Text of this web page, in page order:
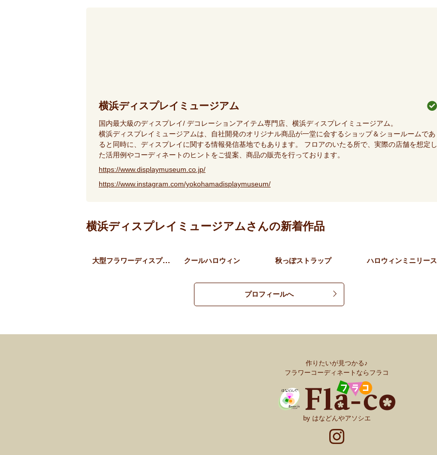
横浜ディスプレイミュージアム
国内最大級のディスプレイ/ デコレーションアイテム専門店、横浜ディスプレイミュージアム。
横浜ディスプレイミュージアムは、自社開発のオリジナル商品が一堂に会するショップ＆ショールームであ
ると同時に、ディスプレイに関する情報発信基地でもあります。 フロアのいたる所で、実際の店舗を想定し
た活用例やコーディネートのヒントをご提案、商品の販売を行っております。
https://www.displaymuseum.co.jp/
https://www.instagram.com/yokohamadisplaymuseum/
横浜ディスプレイミュージアムさんの新着作品
大型フラワーディスプレイ … クールハロウィン 秋っぽストラップ ハロウィンミニリース
プロフィールへ
作りたいが見つかる♪
フラワーコーディネートならフラコ
by はなどんやアソシエ